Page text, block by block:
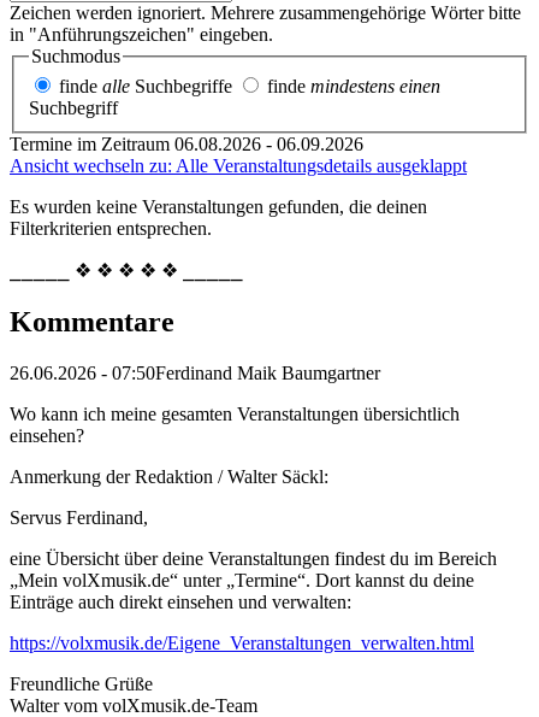
Zeichen werden ignoriert. Mehrere zusammengehörige Wörter bitte
in "Anführungszeichen" eingeben.
Suchmodus
finde alle Suchbegriffe finde mindestens einen
Suchbegriff
Termine im Zeitraum 06.08.2026 - 06.09.2026
Ansicht wechseln zu: Alle Veranstaltungsdetails ausgeklappt
Es wurden keine Veranstaltungen gefunden, die deinen
Filterkriterien entsprechen.
⎯⎯⎯⎯⎯ ❖ ❖ ❖ ❖ ❖ ⎯⎯⎯⎯⎯
Kommentare
26.06.2026 - 07:50Ferdinand Maik Baumgartner
Wo kann ich meine gesamten Veranstaltungen übersichtlich
einsehen?
Anmerkung der Redaktion /Walter Säckl:
Servus Ferdinand,
eine Übersicht über deine Veranstaltungen findest du im Bereich
„Mein volXmusik.de“ unter „Termine“. Dort kannst du deine
Einträge auch direkt einsehen und verwalten:
https://volxmusik.de/Eigene_Veranstaltungen_verwalten.html
Freundliche Grüße
Walter vom volXmusik.de-Team